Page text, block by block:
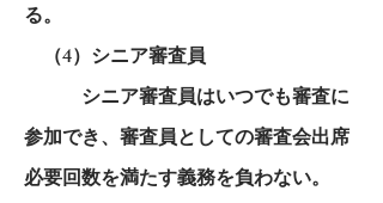
る。
（4）シニア審査員
シニア審査員はいつでも審査に
参加でき、審査員としての審査会出席
必要回数を満たす義務を負わない。